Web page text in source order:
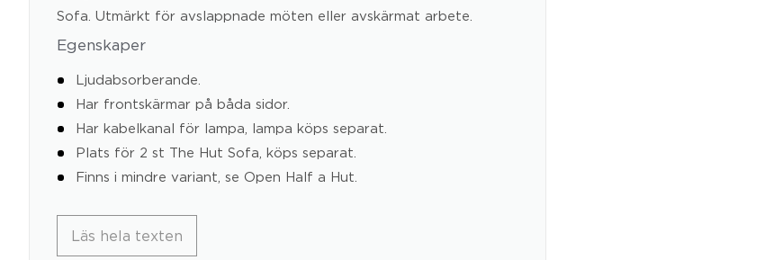
Sofa. Utmärkt för avslappnade möten eller avskärmat arbete.
Egenskaper
Ljudabsorberande.
Har frontskärmar på båda sidor.
Har kabelkanal för lampa, lampa köps separat.
Plats för 2 st The Hut Sofa, köps separat.
Finns i mindre variant, se Open Half a Hut.
Läs hela texten